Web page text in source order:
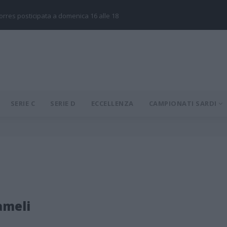
posticipata a domenica 16 alle 18
SERIE C SERIE D ECCELLENZA CAMPIONATI SARDI